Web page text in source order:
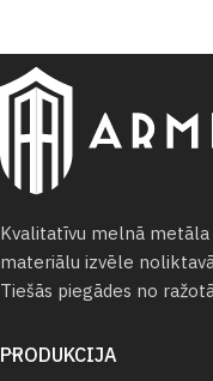
Kvalitatīvu melnā
materiālu izvēle
Tiešās piegādes no
PRODUKCIJA